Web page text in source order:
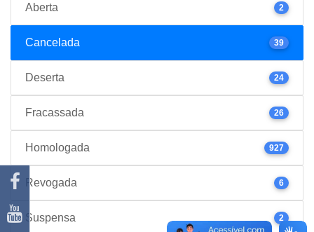
Aberta 2
Cancelada 39
Deserta 24
Fracassada 26
Homologada 927
Revogada 6
Suspensa 2